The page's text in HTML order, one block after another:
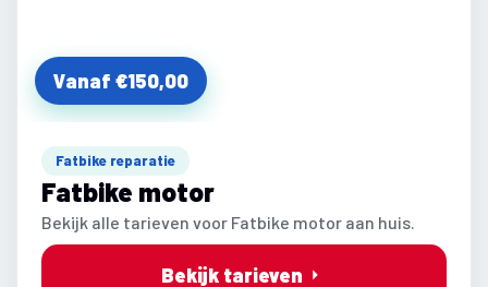
Vanaf €150,00
Fatbike reparatie
Fatbike motor
Bekijk alle tarieven voor Fatbike motor aan huis.
Bekijk tarieven